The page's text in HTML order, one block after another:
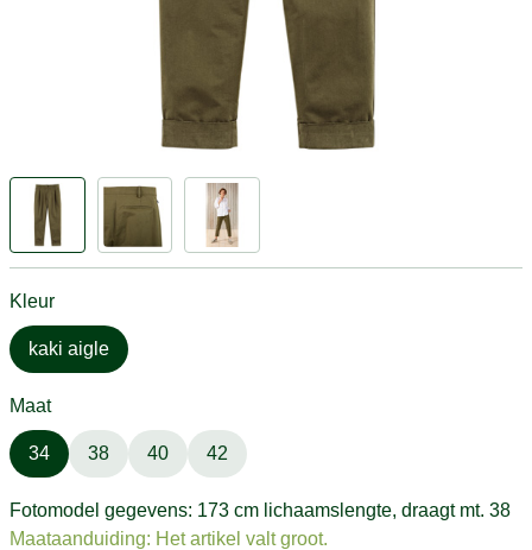
Kleur
kaki aigle
Maat
34 38 40 42
Fotomodel gegevens: 173 cm lichaamslengte, draagt mt. 38
Maataanduiding: Het artikel valt groot.